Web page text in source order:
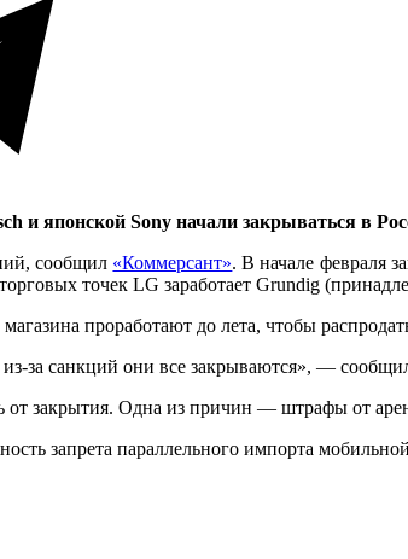
и японской Sony начали закрываться в
сообщил «Коммерсант». В начале февраля
точек LG заработает Grundig
проработают до лета, чтобы
за санкций они все закрываются», —
от закрытия. Одна из причин — штрафы от
запрета параллельного импорта